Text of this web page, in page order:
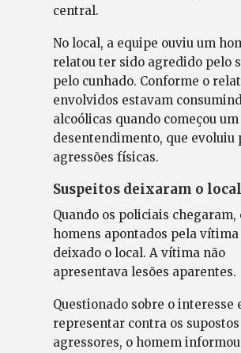
central.
No local, a equipe ouviu um
relatou ter sido agredido pelo
pelo cunhado. Conforme o
envolvidos estavam
alcoólicas quando começou um
desentendimento, que evoluiu
agressões físicas.
Suspeitos deixaram o local
Quando os policiais chegaram,
homens apontados pela
deixado o local. A vítima não
apresentava lesões aparentes.
Questionado sobre o interesse
representar contra os supostos
agressores, o homem